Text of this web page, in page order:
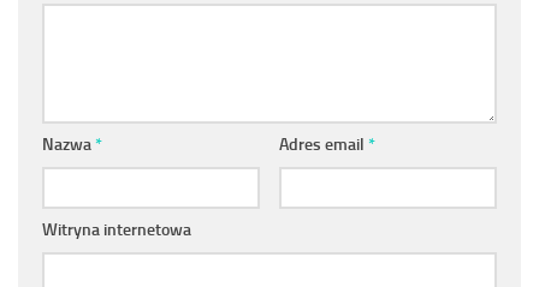
Nazwa* Adres email *
Witryna internetowa